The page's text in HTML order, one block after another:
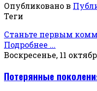
Опубликовано в
Теги
Станьте первым
Подробнее ...
Воскресенье, 11
Потерянные